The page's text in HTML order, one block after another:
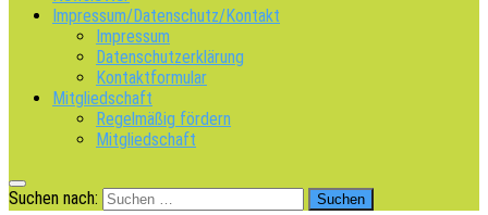
Impressum/Datenschutz/Kontakt
Impressum
Datenschutzerklärung
Kontaktformular
Mitgliedschaft
Regelmäßig fördern
Mitgliedschaft
Suchen nach: